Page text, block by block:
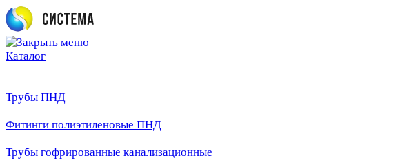
Каталог
Трубы ПНД
Фитинги полиэтиленовые ПНД
Трубы гофрированные канализационные